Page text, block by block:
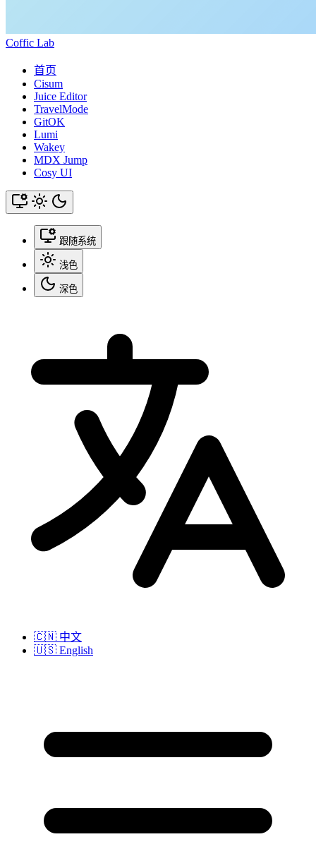
Coffic Lab
首页
Cisum
Juice Editor
TravelMode
GitOK
Lumi
Wakey
MDX Jump
Cosy UI
跟随系统
浅色
深色
🇨🇳 中文
🇺🇸 English